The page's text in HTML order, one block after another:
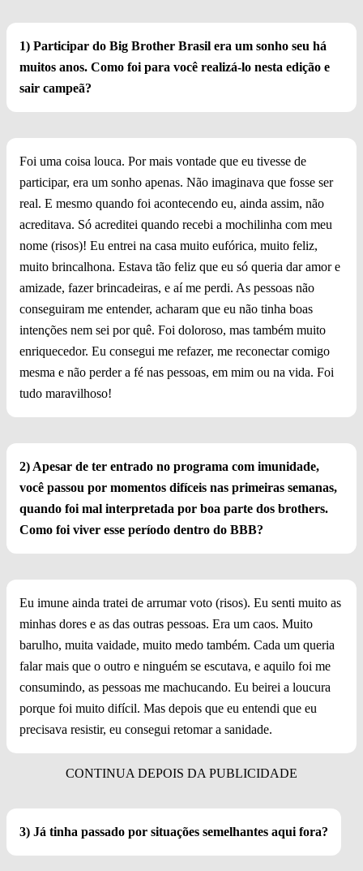
1) Participar do Big Brother Brasil era um sonho seu há
muitos anos. Como foi para você realizá-lo nesta edição e
sair campeã?
Foi uma coisa louca. Por mais vontade que eu tivesse de
participar, era um sonho apenas. Não imaginava que fosse ser
real. E mesmo quando foi acontecendo eu, ainda assim, não
acreditava. Só acreditei quando recebi a mochilinha com meu
nome (risos)! Eu entrei na casa muito eufórica, muito feliz,
muito brincalhona. Estava tão feliz que eu só queria dar amor e
amizade, fazer brincadeiras, e aí me perdi. As pessoas não
conseguiram me entender, acharam que eu não tinha boas
intenções nem sei por quê. Foi doloroso, mas também muito
enriquecedor. Eu consegui me refazer, me reconectar comigo
mesma e não perder a fé nas pessoas, em mim ou na vida. Foi
tudo maravilhoso!
2) Apesar de ter entrado no programa com imunidade,
você passou por momentos difíceis nas primeiras semanas,
quando foi mal interpretada por boa parte dos brothers.
Como foi viver esse período dentro do BBB?
Eu imune ainda tratei de arrumar voto (risos). Eu senti muito as
minhas dores e as das outras pessoas. Era um caos. Muito
barulho, muita vaidade, muito medo também. Cada um queria
falar mais que o outro e ninguém se escutava, e aquilo foi me
consumindo, as pessoas me machucando. Eu beirei a loucura
porque foi muito difícil. Mas depois que eu entendi que eu
precisava resistir, eu consegui retomar a sanidade.
3) Já tinha passado por situações semelhantes aqui fora?